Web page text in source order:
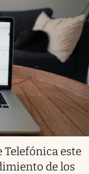
Telefónica este
de los